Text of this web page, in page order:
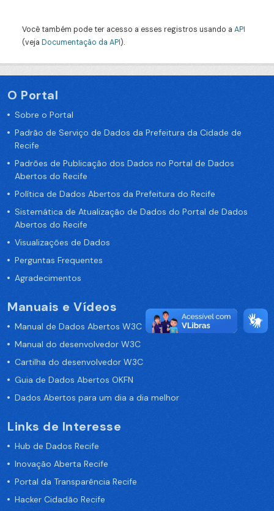
Você também pode ter acesso a esses registros usando a API
(veja Documentação da API).
O Portal
Sobre o Portal
Padrão de Serviço de Dados da Prefeitura da Cidade de
Recife
Padrões de Publicação dos Dados no Portal de Dados
Abertos do Recife
Política de Dados Abertos da Prefeitura do Recife
Sistemática de Atualização de Dados do Portal de Dados
Abertos do Recife
Visualizações de Dados
Perguntas Frequentes
Agradecimentos
Manuais e Vídeos
Manual de Dados Abertos W3C
Manual do desenvolvedor W3C
Cartilha do desenvolvedor W3C
Guia de Dados Abertos OKFN
Dados Abertos para um dia a dia melhor
Links de Interesse
Hub de Dados Recife
Inovação Aberta Recife
Portal da Transparência Recife
Hacker Cidadão Recife